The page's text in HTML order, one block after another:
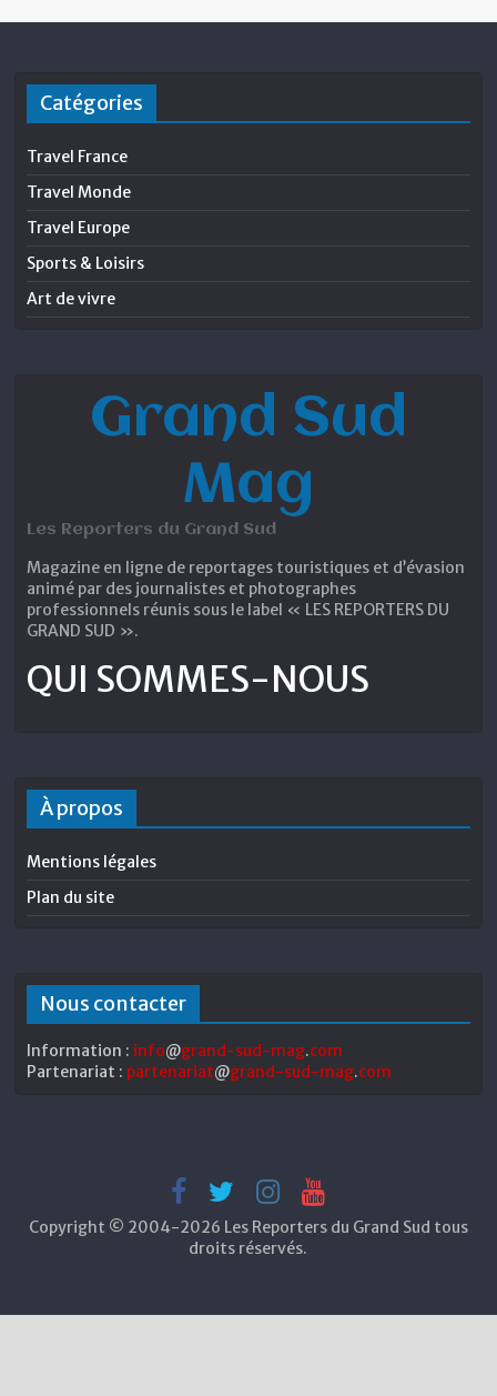
Catégories
Travel France
Travel Monde
Travel Europe
Sports & Loisirs
Art de vivre
Grand Sud
Mag
Les Reporters du Grand Sud
Magazine en ligne de reportages touristiques et d’évasion
animé par des journalistes et photographes
professionnels réunis sous le label « LES REPORTERS DU
GRAND SUD ».
QUI SOMMES-NOUS
À propos
Mentions légales
Plan du site
Nous contacter
Information : info@grand-sud-mag.com
Partenariat : partenariat@grand-sud-mag.com
Copyright © 2004-2026 Les Reporters du Grand Sud tous
droits réservés.